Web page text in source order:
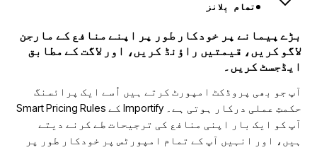
تمام پلانز
بڑے پیمانے پر خودکار طور پر اپنے منافع کے مارجن
لاگو کریں، قیمتیں راؤنڈ کریں، اور لاگت کے مطابق
ایڈجسٹ کریں۔
آپ جو بھی پروڈکٹ امپورٹ کرتے ہیں اُسے ایک پرائسنگ
حکمتِ عملی درکار ہوتی ہے۔ Importify کے Smart Pricing Rules
آپ کو ایک بار اپنی منافع کی ترجیحات طے کرنے دیتے
ہیں، اور انہیں آپ کے تمام امپورٹس پر خودکار طور پر